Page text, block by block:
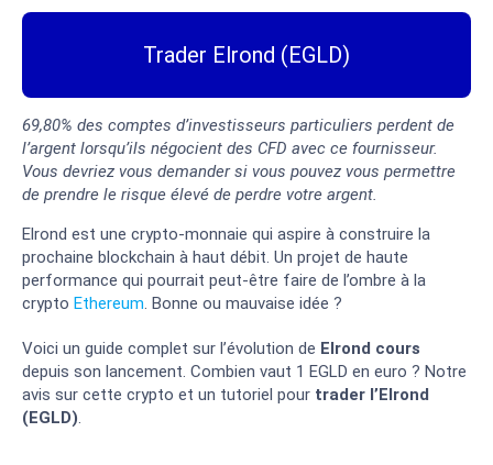
Trader Elrond (EGLD)
69,80% des comptes d’investisseurs particuliers perdent de
l’argent lorsqu’ils négocient des CFD avec ce fournisseur.
Vous devriez vous demander si vous pouvez vous permettre
de prendre le risque élevé de perdre votre argent.
Elrond est une crypto-monnaie qui aspire à construire la
prochaine blockchain à haut débit. Un projet de haute
performance qui pourrait peut-être faire de l’ombre à la
crypto Ethereum. Bonne ou mauvaise idée ?
Voici un guide complet sur l’évolution de Elrond cours
depuis son lancement. Combien vaut 1 EGLD en euro ? Notre
avis sur cette crypto et un tutoriel pour trader l’Elrond
(EGLD).